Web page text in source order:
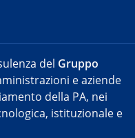
del Gruppo
e aziende
della PA, nei
istituzionale e